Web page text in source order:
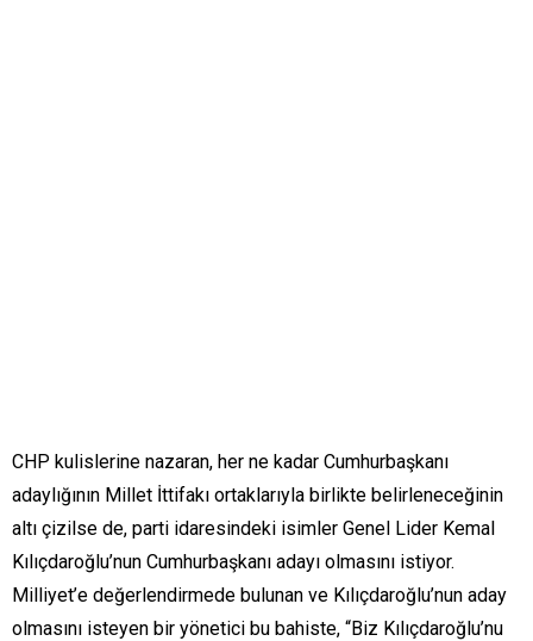
CHP kulislerine nazaran, her ne kadar Cumhurbaşkanı
adaylığının Millet İttifakı ortaklarıyla birlikte belirleneceğinin
altı çizilse de, parti idaresindeki isimler Genel Lider Kemal
Kılıçdaroğlu’nun Cumhurbaşkanı adayı olmasını istiyor.
Milliyet’e değerlendirmede bulunan ve Kılıçdaroğlu’nun aday
olmasını isteyen bir yönetici bu bahiste, “Biz Kılıçdaroğlu’nu